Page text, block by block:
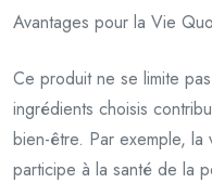
Avantages pour la Vie
Ce produit ne se limite
ingrédients choisis
bien-être. Par exemple, la
participe à la santé de la